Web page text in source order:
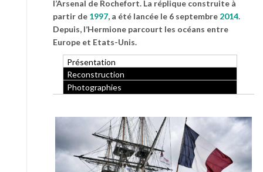
l’Arsenal de Rochefort. La réplique construite à
partir de 1997, a été lancée le 6 septembre 2014.
Depuis, l’Hermione parcourt les océans entre
Europe et Etats-Unis.
Présentation
Reconstruction
Photographies